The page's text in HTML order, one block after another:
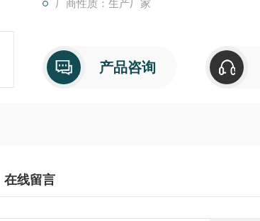
厂商性质：生产厂家
产品咨询
在线留言